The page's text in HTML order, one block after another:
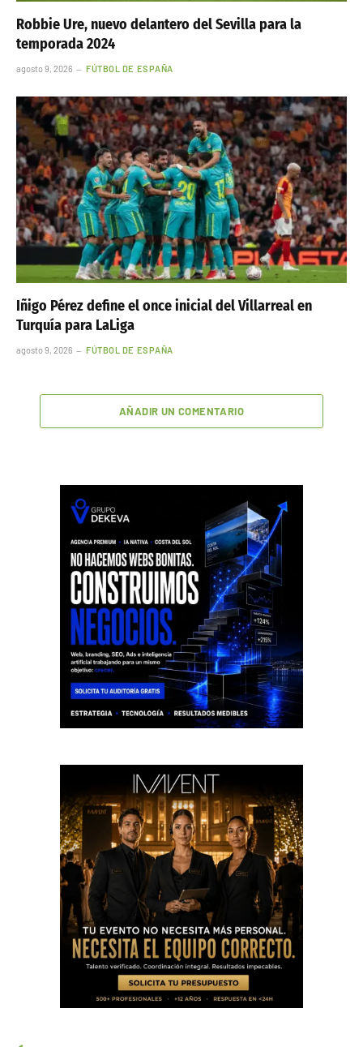
Robbie Ure, nuevo delantero del Sevilla para la
temporada 2024
agosto 9, 2026 FÚTBOL DE ESPAÑA
Iñigo Pérez define el once inicial del Villarreal en
Turquía para LaLiga
agosto 9, 2026 FÚTBOL DE ESPAÑA
AÑADIR UN COMENTARIO